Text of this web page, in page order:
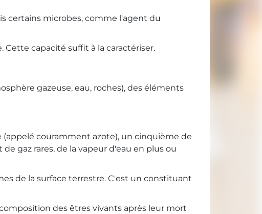
certains microbes, comme l'agent du
Cette capacité suffit à la caractériser.
gazeuse, eau, roches), des éléments
couramment azote), un cinquième de
gaz rares, de la vapeur d'eau en plus ou
de la surface terrestre. C'est un constituant
des êtres vivants après leur mort